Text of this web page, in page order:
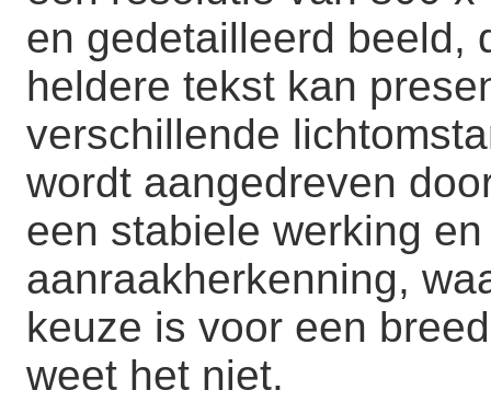
en gedetailleerd beeld,
heldere tekst kan
verschillende
wordt aangedreven
een stabiele werking
aanraakherkenning,
keuze is voor een
weet het niet.